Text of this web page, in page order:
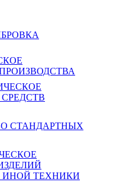
СТАНДАРТНЫХ
ТЕХНИКИ